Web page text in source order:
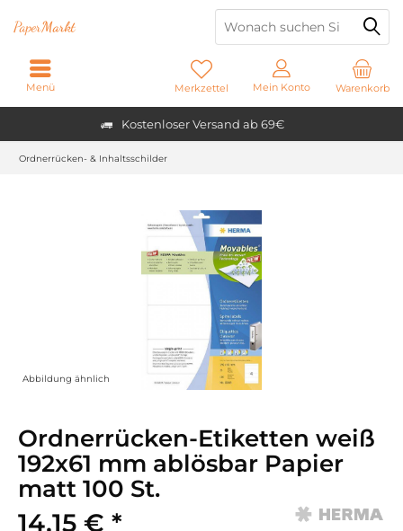
Kostenloser Versand ab 69€
PaperMarkt
Warenkorb
Merkzettel Mein Konto
Menü
Ordnerrücken- & Inhaltsschilder
Abbildung ähnlich
Ordnerrücken-Etiketten weiß
192x61 mm ablösbar Papier
matt 100 St.
14,15 € *